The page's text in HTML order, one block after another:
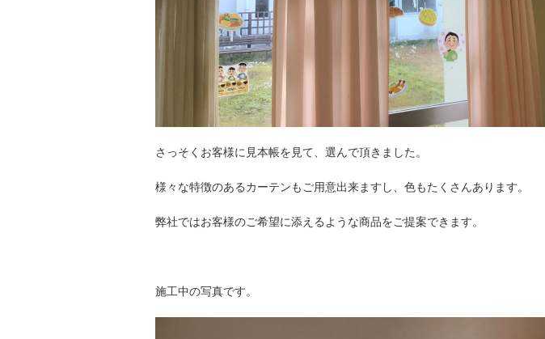
さっそくお客様に見本帳を見て、選んで頂きました。
様々な特徴のあるカーテンもご用意出来ますし、色もたくさんあります。
弊社ではお客様のご希望に添えるような商品をご提案できます。
施工中の写真です。